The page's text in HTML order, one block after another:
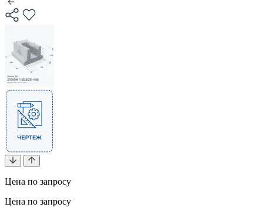
Цена по запросу
Цена по запросу